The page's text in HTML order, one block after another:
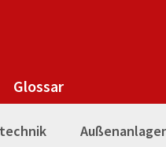
Glossar